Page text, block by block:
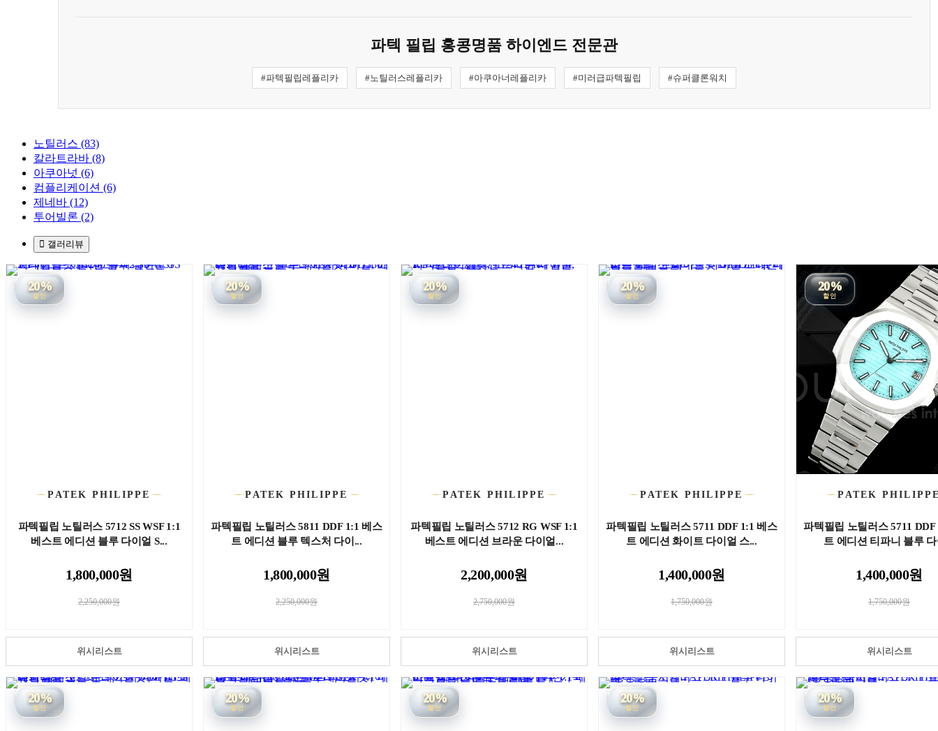
파텍 필립 홍콩명품 하이엔드 전문관
#파텍필립레플리카 #노틸러스레플리카 #아쿠아너레플리카 #미러급파텍필립 #슈퍼클론워치
노틸러스 (83)
칼라트라바 (8)
아쿠아넛 (6)
컴플리케이션 (6)
제네바 (12)
투어빌론 (2)
갤러리뷰
20%
할인
PATEK PHILIPPE
파텍필립 노틸러스 5712 SS WSF 1:1
베스트 에디션 블루 다이얼 S...
1,800,000원
2,250,000원
위시리스트
20%
할인
PATEK PHILIPPE
파텍필립 노틸러스 5811 DDF 1:1 베스
트 에디션 블루 텍스처 다이...
1,800,000원
2,250,000원
위시리스트
20%
할인
PATEK PHILIPPE
파텍필립 노틸러스 5712 RG WSF 1:1
베스트 에디션 브라운 다이얼...
2,200,000원
2,750,000원
위시리스트
20%
할인
PATEK PHILIPPE
파텍필립 노틸러스 5711 DDF 1:1 베스
트 에디션 화이트 다이얼 스...
1,400,000원
1,750,000원
위시리스트
20%
할인
PATEK
파텍필립 노틸러스 5711 DDF
트 에디션 티파니 블루
1,400,000원
1,750,000원
위시리스트
20%
할인
20%
할인
20%
할인
20%
할인
20%
할인